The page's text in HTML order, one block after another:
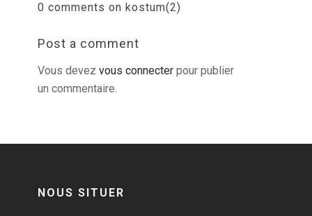
0 comments on kostum(2)
Post a comment
Vous devez vous connecter pour publier
un commentaire.
NOUS SITUER